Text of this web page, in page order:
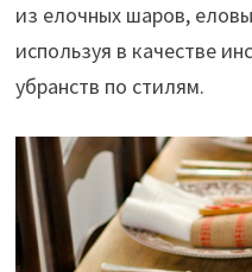
из елочных шаров,
используя в качестве
убранств по стилям.